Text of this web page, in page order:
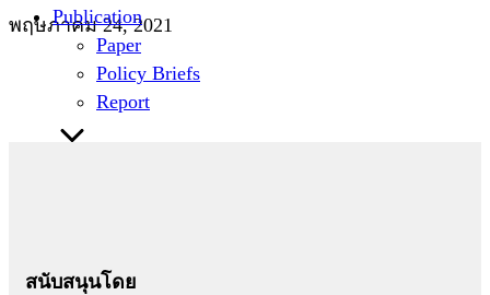
Publication
Paper
Policy Briefs
Report
พฤษภาคม 24, 2021
สนับสนุนโดย